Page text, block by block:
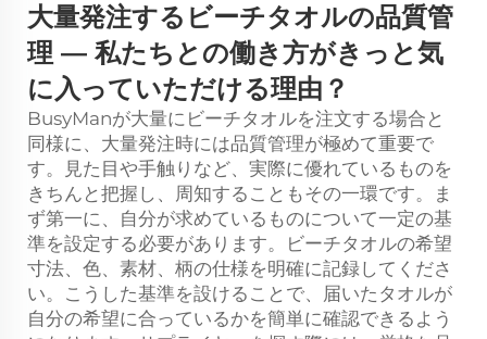
大量発注するビーチタオルの品質管
理 — 私たちとの働き方がきっと気
に入っていただける理由？
BusyManが大量にビーチタオルを注文する場合と
同様に、大量発注時には品質管理が極めて重要で
す。見た目や手触りなど、実際に優れているものを
きちんと把握し、周知することもその一環です。ま
ず第一に、自分が求めているものについて一定の基
準を設定する必要があります。ビーチタオルの希望
寸法、色、素材、柄の仕様を明確に記録してくださ
い。こうした基準を設けることで、届いたタオルが
自分の希望に合っているかを簡単に確認できるよう